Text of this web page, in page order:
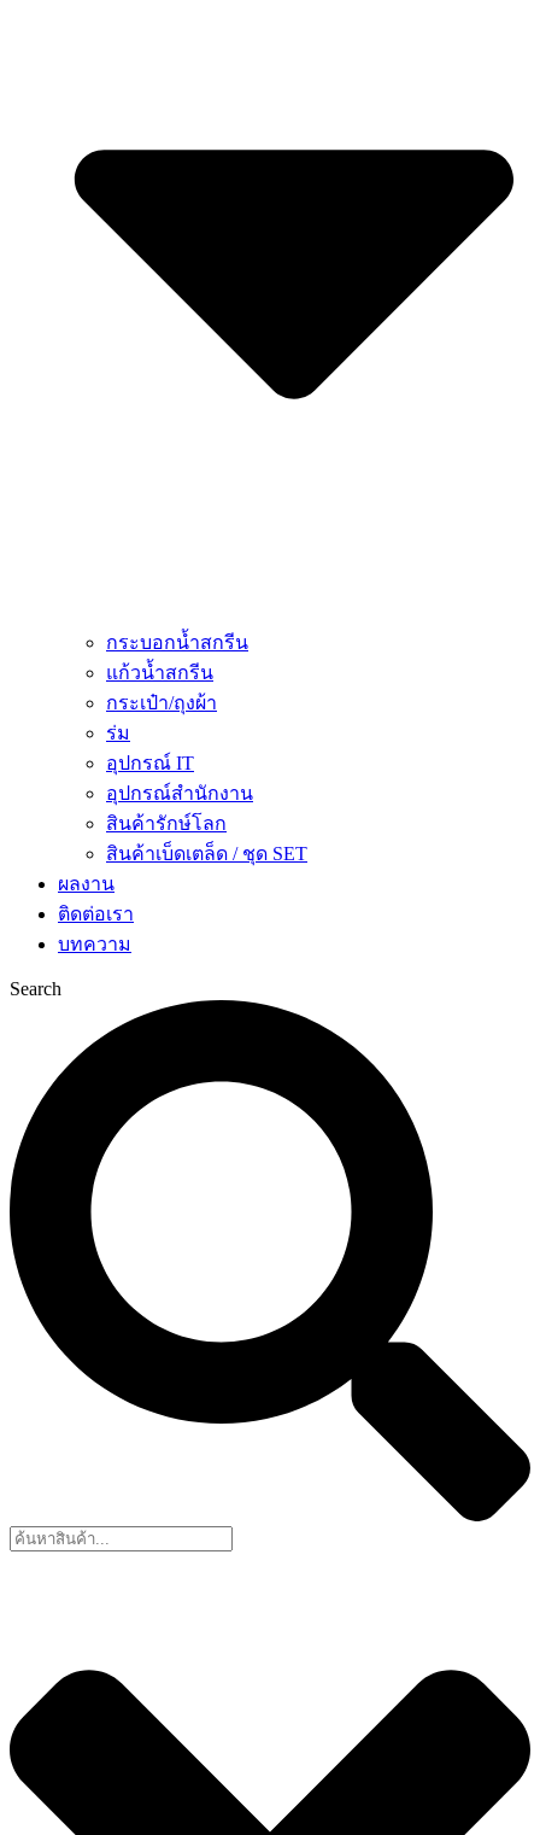
กระบอกน้ำสกรีน
แก้วน้ำสกรีน
กระเป๋า/ถุงผ้า
ร่ม
อุปกรณ์ IT
อุปกรณ์สำนักงาน
สินค้ารักษ์โลก
สินค้าเบ็ดเตล็ด / ชุด SET
ผลงาน
ติดต่อเรา
บทความ
Search